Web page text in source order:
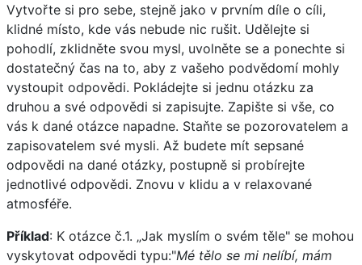
Vytvořte si pro sebe, stejně jako v prvním díle o cíli,
klidné místo, kde vás nebude nic rušit. Udělejte si
pohodlí, zklidněte svou mysl, uvolněte se a ponechte si
dostatečný čas na to, aby z vašeho podvědomí mohly
vystoupit odpovědi. Pokládejte si jednu otázku za
druhou a své odpovědi si zapisujte. Zapište si vše, co
vás k dané otázce napadne. Staňte se pozorovatelem a
zapisovatelem své mysli. Až budete mít sepsané
odpovědi na dané otázky, postupně si probírejte
jednotlivé odpovědi. Znovu v klidu a v relaxované
atmosféře.
Příklad: K otázce č.1. „Jak myslím o svém těle" se mohou
vyskytovat odpovědi typu:"Mé tělo se mi nelíbí, mám